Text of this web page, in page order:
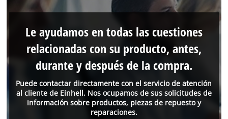
Puede contactar directamente con el servicio de atención
al cliente de Einhell. Nos ocupamos de sus solicitudes de
información sobre productos, piezas de repuesto y
reparaciones.
Le ayudamos en todas las cuestiones
relacionadas con su producto, antes,
durante y después de la compra.